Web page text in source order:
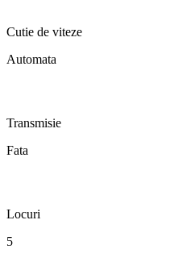
Cutie de viteze
Automata
Transmisie
Fata
Locuri
5